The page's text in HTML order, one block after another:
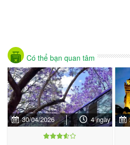
Có thể bạn quan tâm
30/04/2026 4 ngày